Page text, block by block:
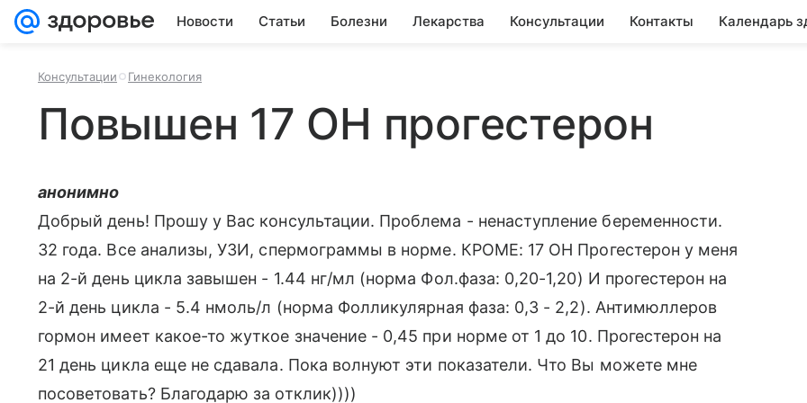
Новости Статьи Болезни Лекарства Консультации Контакты Календарь
Консультации Гинекология
Повышен 17 ОН прогестерон
анонимно
Добрый день! Прошу у Вас консультации. Проблема - ненаступление беременности.
32 года. Все анализы, УЗИ, спермограммы в норме. КРОМЕ: 17 ОН Прогестерон у меня
на 2-й день цикла завышен - 1.44 нг/мл (норма Фол.фаза: 0,20-1,20) И прогестерон на
2-й день цикла - 5.4 нмоль/л (норма Фолликулярная фаза: 0,3 - 2,2). Антимюллеров
гормон имеет какое-то жуткое значение - 0,45 при норме от 1 до 10. Прогестерон на
21 день цикла еще не сдавала. Пока волнуют эти показатели. Что Вы можете мне
посоветовать? Благодарю за отклик))))